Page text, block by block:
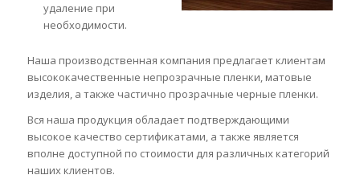
удаление при
необходимости.
Наша производственная компания предлагает клиентам
высококачественные непрозрачные пленки, матовые
изделия, а также частично прозрачные черные пленки.
Вся наша продукция обладает подтверждающими
высокое качество сертификатами, а также является
вполне доступной по стоимости для различных категорий
наших клиентов.